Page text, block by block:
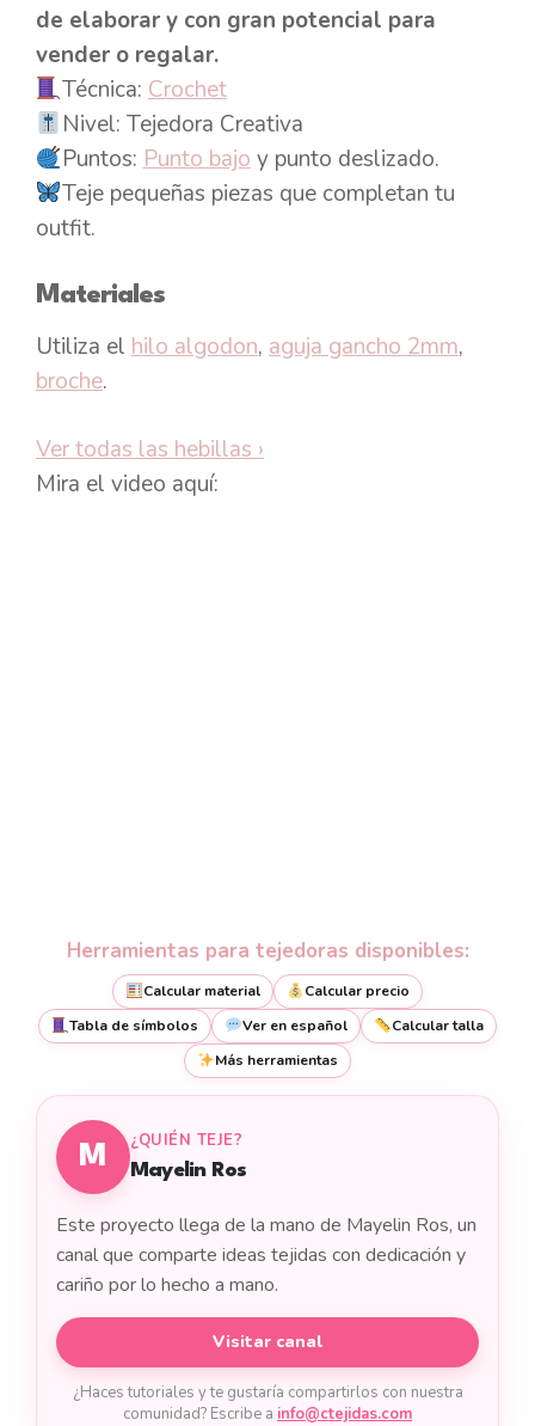
de elaborar y con gran potencial para
vender o regalar.
Técnica:Crochet
Nivel: Tejedora Creativa
Puntos:Punto bajoy punto deslizado.
Teje pequeñas piezas que completan tu
outfit.
Materiales
Utiliza el hilo algodon, aguja gancho 2mm,
broche.
Ver todas las hebillas›
Mira el video aquí:
Herramientas para tejedoras disponibles:
Calcular material
Calcular precio
Tabla de símbolos
Ver en español
Calcular talla
Más herramientas
M
¿QUIÉN TEJE?
Mayelin Ros
Este proyecto llega de la mano de Mayelin Ros, un
canal que comparte ideas tejidas con dedicación y
cariño por lo hecho a mano.
Visitar canal
¿Haces tutoriales y te gustaría compartirlos con nuestra
comunidad? Escribe a info@ctejidas.com